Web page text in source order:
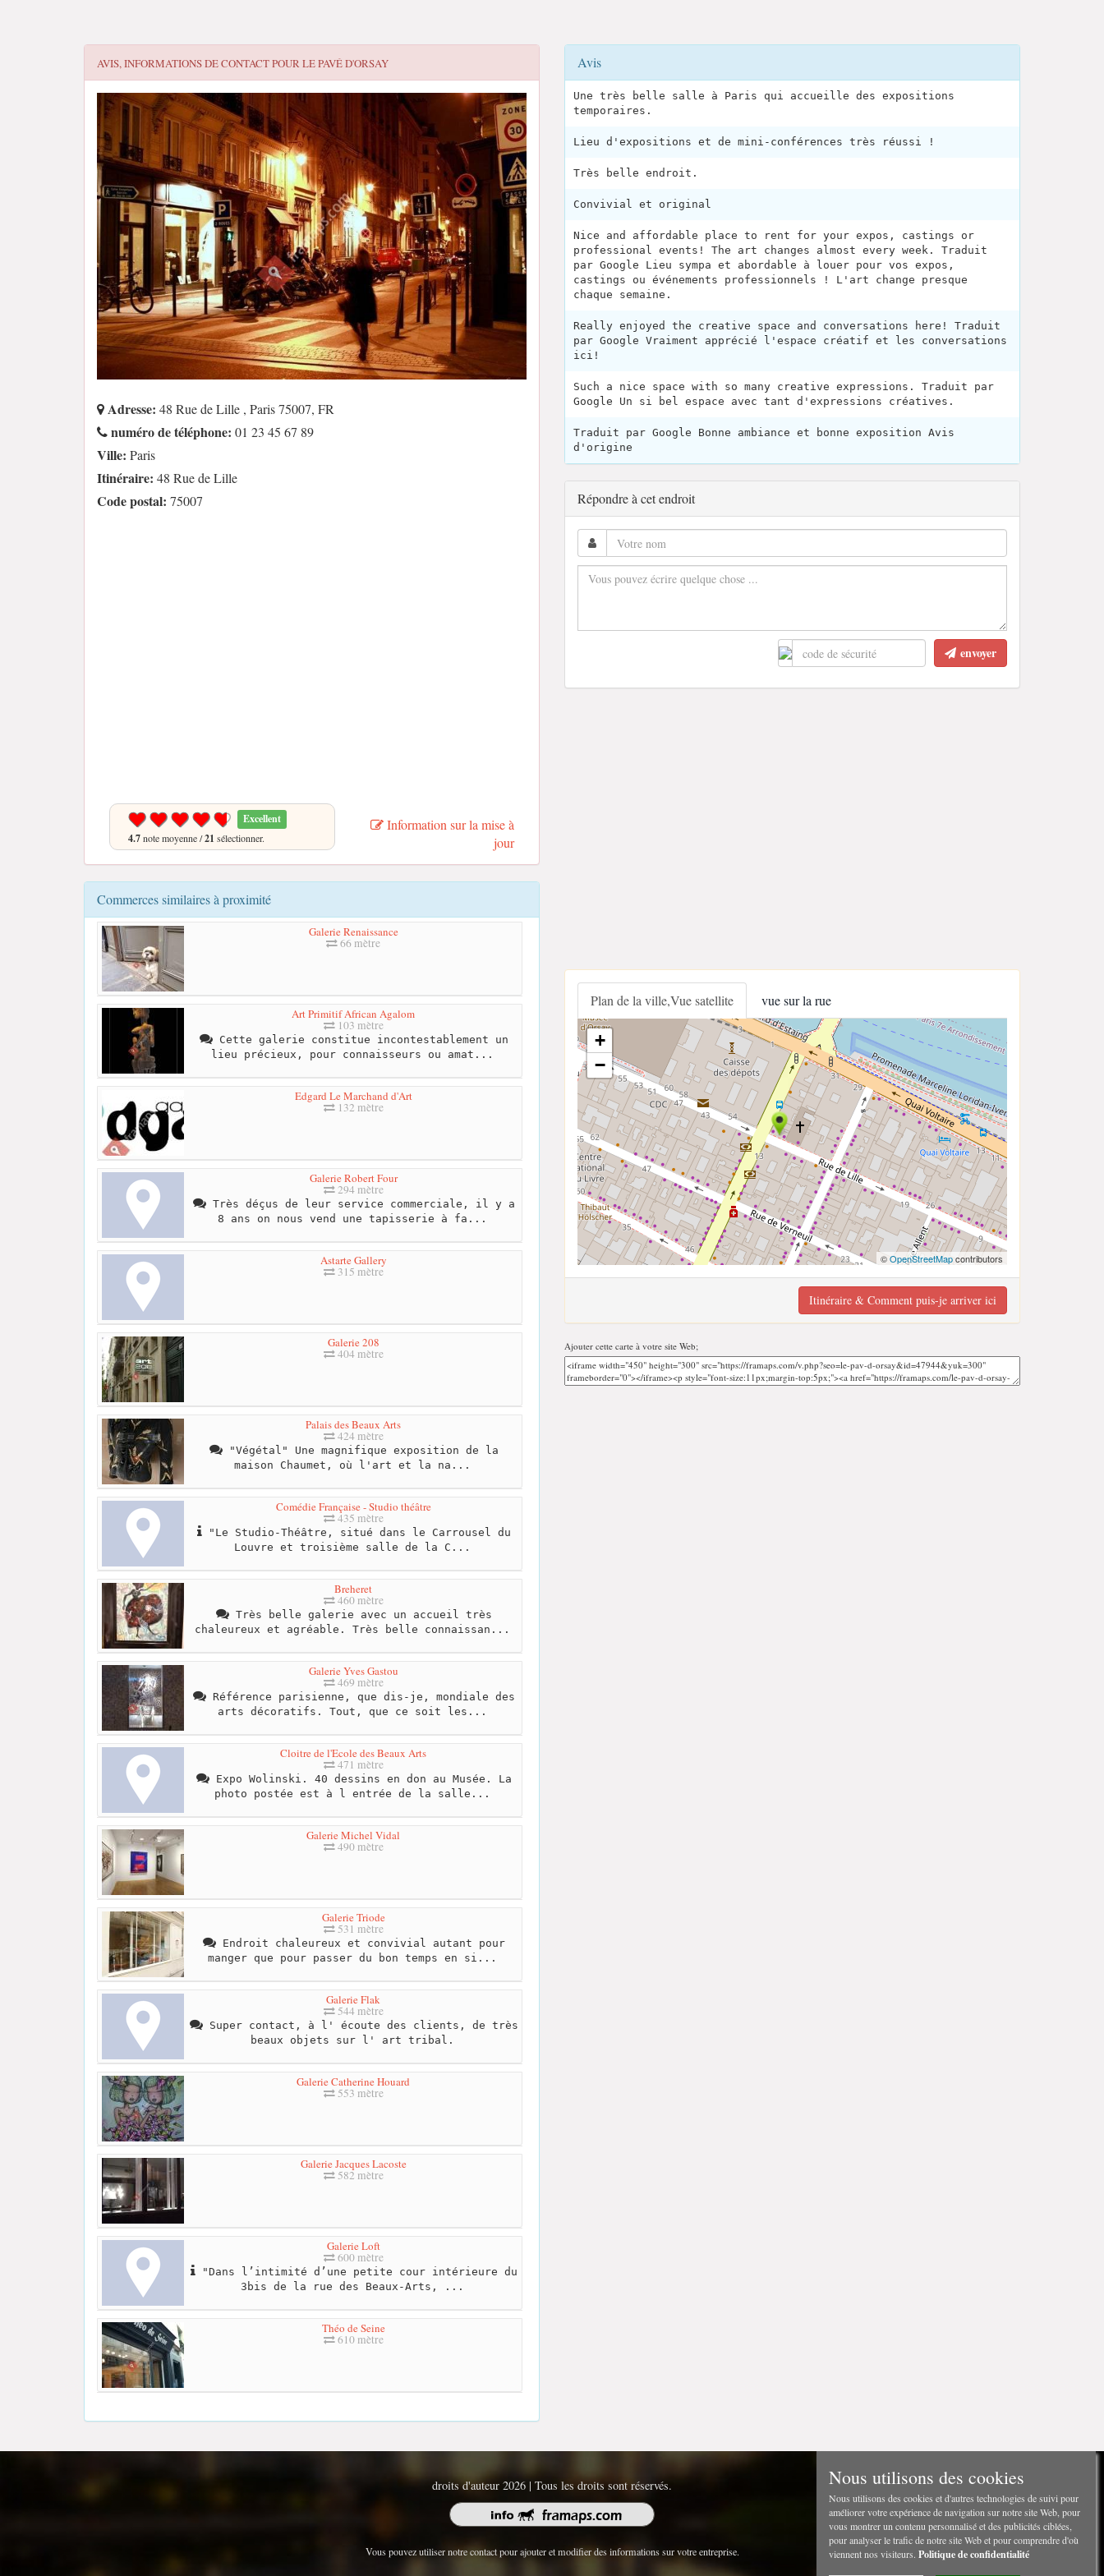
AVIS, INFORMATIONS DE CONTACT POURLE PAVÉ D'ORSAY
Adresse: 48 Rue de Lille , Paris 75007, FR
numéro de téléphone: 01 23 45 67 89
Ville: Paris
Itinéraire: 48 Rue de Lille
Code postal: 75007
Excellent
4.7note moyenne /21 sélectionner.
Information sur la mise à
jour
Commerces similaires à proximité
Galerie Renaissance
66 mètre
Art Primitif African Agalom
103 mètre
Cette galerie constitue incontestablement un
lieu précieux, pour connaisseurs ou amat...
Edgard Le Marchand d'Art
132 mètre
Galerie Robert Four
294 mètre
Très déçus de leur service commerciale, il y a
8 ans on nous vend une tapisserie à fa...
Astarte Gallery
315 mètre
Galerie 208
404 mètre
Palais des Beaux Arts
424 mètre
"Végétal" Une magnifique exposition de la
maison Chaumet, où l'art et la na...
Comédie Française - Studio théâtre
435 mètre
"Le Studio-Théâtre, situé dans le Carrousel du
Louvre et troisième salle de la C...
Breheret
460 mètre
Très belle galerie avec un accueil très
chaleureux et agréable. Très belle connaissan...
Galerie Yves Gastou
469 mètre
Référence parisienne, que dis-je, mondiale des
arts décoratifs. Tout, que ce soit les...
Cloitre de l'Ecole des Beaux Arts
471 mètre
Expo Wolinski. 40 dessins en don au Musée. La
photo postée est à l entrée de la salle...
Galerie Michel Vidal
490 mètre
Galerie Triode
531 mètre
Endroit chaleureux et convivial autant pour
manger que pour passer du bon temps en si...
Galerie Flak
544 mètre
Super contact, à l' écoute des clients, de très
beaux objets sur l' art tribal.
Galerie Catherine Houard
553 mètre
Galerie Jacques Lacoste
582 mètre
Galerie Loft
600 mètre
"Dans l’intimité d’une petite cour intérieure du
3bis de la rue des Beaux-Arts, ...
Théo de Seine
610 mètre
Avis
Une très belle salle à Paris qui accueille des expositions
temporaires.
Lieu d'expositions et de mini-conférences très réussi !
Très belle endroit.
Convivial et original
Nice and affordable place to rent for your expos, castings or
professional events! The art changes almost every week. Traduit
par Google Lieu sympa et abordable à louer pour vos expos,
castings ou événements professionnels ! L'art change presque
chaque semaine.
Really enjoyed the creative space and conversations here! Traduit
par Google Vraiment apprécié l'espace créatif et les conversations
ici!
Such a nice space with so many creative expressions. Traduit par
Google Un si bel espace avec tant d'expressions créatives.
Traduit par Google Bonne ambiance et bonne exposition Avis
d'origine
Répondre à cet endroit
envoyer
Plan de la ville,Vue satellite vue sur la rue
+
−
©OpenStreetMapcontributors
Itinéraire & Comment puis-je arriver ici
Ajouter cette carte à votre site Web;
droits d'auteur 2026 | Tous les droits sont réservés.
Vous pouvez utiliser notre contact pour ajouter et modifier des informations sur votre entreprise.
Nous utilisons des cookies
Nous utilisons des cookies et d'autres technologies de suivi pour
améliorer votre expérience de navigation sur notre site Web, pour
vous montrer un contenu personnalisé et des publicités ciblées,
pour analyser le trafic de notre site Web et pour comprendre d'où
viennent nos visiteurs. Politique de confidentialité